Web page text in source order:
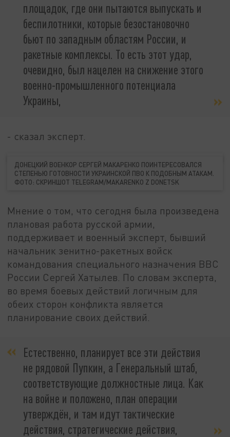
площадок, где они пытаются выпускать и
беспилотники, которые безостановочно
бьют по западным областям России, и
ракетные комплексы. То есть этот удар,
очевидно, был нацелен на снижение этого
военно-промышленного потенциала
Украины,
- сказал эксперт.
ДОНЕЦКИЙ ВОЕНКОР СЕРГЕЙ МАКАРЕНКО ПОИНТЕРЕСОВАЛСЯ
СТЕПЕНЬЮ ГОТОВНОСТИ УКРАИНСКОЙ ПВО К ПОДОБНЫМ АТАКАМ.
ФОТО: СКРИНШОТ TELEGRAM/MAKARENKO Z DONETSK
Мнение о том, что сегодня была произведена
плановая работа русской армии,
поддерживает и военный эксперт, бывший
начальник зенитно-ракетных войск
командования специального назначения ВВС
России Сергей Хатылев. По словам эксперта,
во время боевых действий логичным для
обеих сторон конфликта является
планирование своих действий.
Естественно, планирует все эти действия
не рядовой Пупкин, а Генеральный штаб,
соответствующие должностные лица. Как
на войне и положено, план операции
утверждён, и там идут тактические
действия, стратегические действия,